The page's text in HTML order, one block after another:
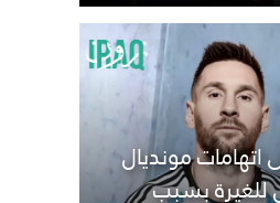
اتهامات مونديال
للغيرة بسبب